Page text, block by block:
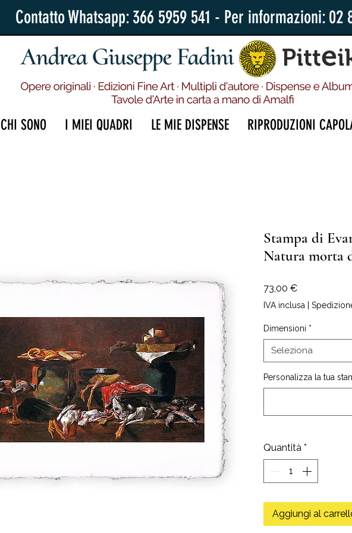
Contatto Whatsapp: 366 5959 541 - Per informazioni: 02
CHI SONO I MIEI QUADRI LE MIE DISPENSE RIPRODUZIONI
Stampa di
Natura morta
73,00 €Prezzo
IVA inclusa
Dimensioni *
Seleziona
Personalizza la tua
Quantità *
Aggiungi al